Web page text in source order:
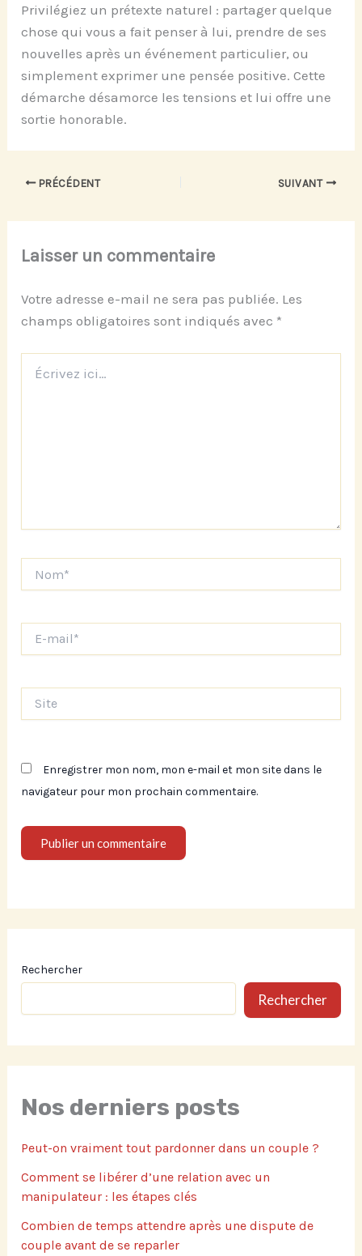
Privilégiez un prétexte naturel : partager quelque
chose qui vous a fait penser à lui, prendre de ses
nouvelles après un événement particulier, ou
simplement exprimer une pensée positive. Cette
démarche désamorce les tensions et lui offre une
sortie honorable.
PRÉCÉDENT SUIVANT
Laisser un commentaire
Votre adresse e-mail ne sera pas publiée. Les
champs obligatoires sont indiqués avec *
ici…
mail*
Enregistrer mon nom, mon e-mail et mon site dans le
navigateur pour mon prochain commentaire.
Rechercher
Rechercher
Nos derniers posts
Peut-on vraiment tout pardonner dans un couple ?
Comment se libérer d’une relation avec un
manipulateur : les étapes clés
Combien de temps attendre après une dispute de
couple avant de se reparler